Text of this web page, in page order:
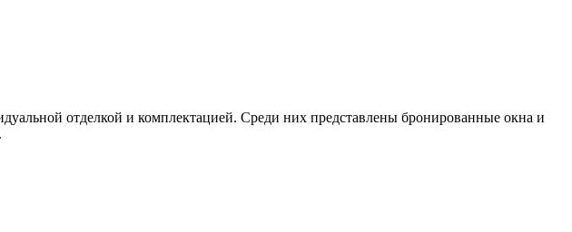
отделкой и комплектацией. Среди них представлены бронированные окна и